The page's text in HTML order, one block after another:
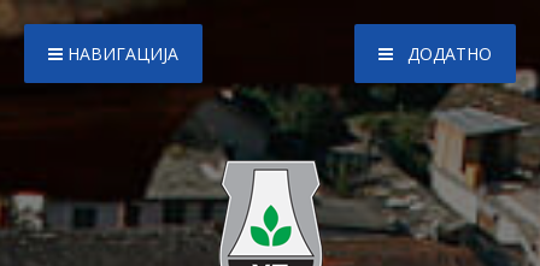
НАВИГАЦИЈА ДОДАТНО